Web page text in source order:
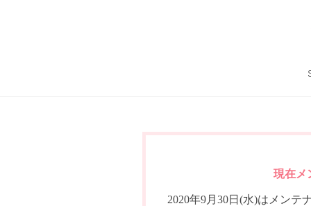
現在メ
2020年9月30日(水)はメンテ